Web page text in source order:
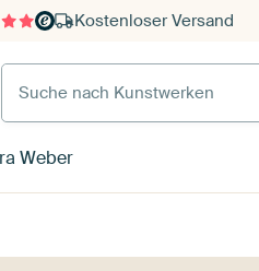
Kostenloser Versand
Suche nach Kunstwerken
Weber